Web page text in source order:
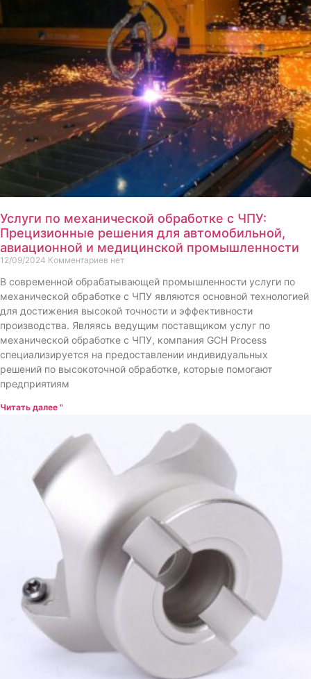
Услуги по механической обработке с ЧПУ:
Прецизионные решения для автомобильной,
авиационной и медицинской промышленности
12/09/2024 Комментариев нет
В современной обрабатывающей промышленности услуги по
механической обработке с ЧПУ являются основной технологией
для достижения высокой точности и эффективности
производства. Являясь ведущим поставщиком услуг по
механической обработке с ЧПУ, компания GCH Process
специализируется на предоставлении индивидуальных
решений по высокоточной обработке, которые помогают
предприятиям
Читать далее "